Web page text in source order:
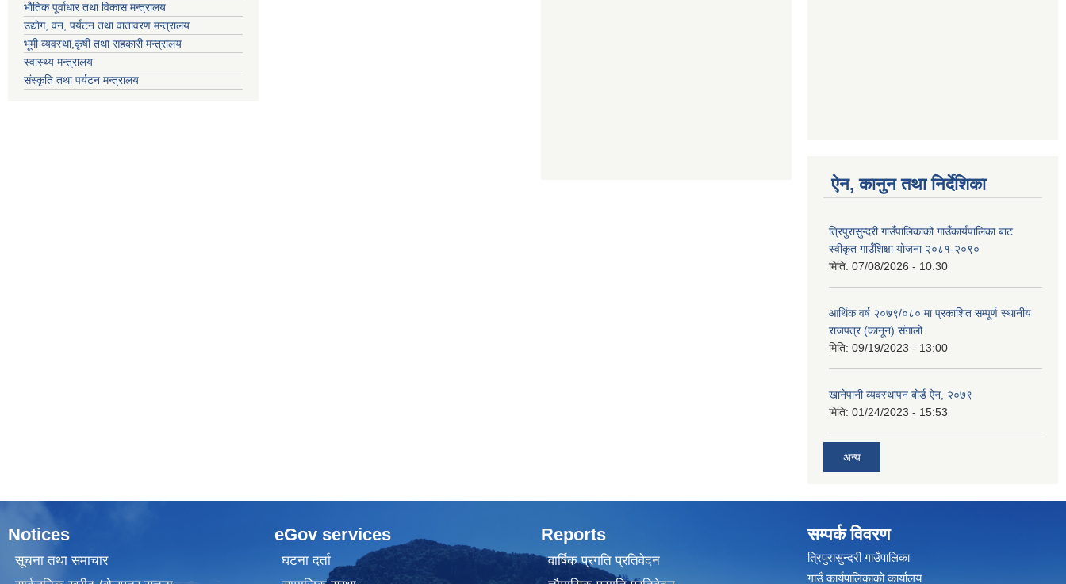
भाैतिक पूर्वाधार तथा विकास मन्त्रालय
उद्याेग, वन, पर्यटन तथा वातावरण मन्त्रालय
भूमी व्यवस्था,कृषी तथा सहकारी मन्त्रालय
स्वास्थ्य मन्त्रालय
संस्कृति तथा पर्यटन मन्त्रालय
ऐन, कानुन तथा निर्देशिका
त्रिपुरासुन्दरी गाउँपालिकाको गाउँकार्यपालिका बाट
स्वीकृत गाउँशिक्षा योजना २०८१-२०९०
मिति: 07/08/2026 - 10:30
आर्थिक वर्ष २०७९/०८० मा प्रकाशित सम्पूर्ण स्थानीय
राजपत्र (कानून) संगालो
मिति: 09/19/2023 - 13:00
खानेपानी व्यवस्थापन बोर्ड ऐन, २०७९
मिति: 01/24/2023 - 15:53
अन्य
Notices
सूचना तथा समाचार
eGov services
घटना दर्ता
Reports
वार्षिक प्रगति प्रतिवेदन
सम्पर्क विवरण
त्रिपुरासुन्दरी गाउँपालिका
गाउँ कार्यपालिकाको कार्यालय